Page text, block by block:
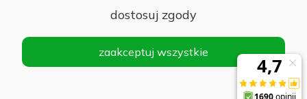
© 2025 Wszelkie prawa zastrzeżone. Serwis własnością:
Sp. z o.o.
Siedziba: 02-486 WARSZAWA, Al. Jerozolimskie 176, NIP
1132646403 KRS nr 0000271999
dostosuj zgody
zaakceptuj wszystkie